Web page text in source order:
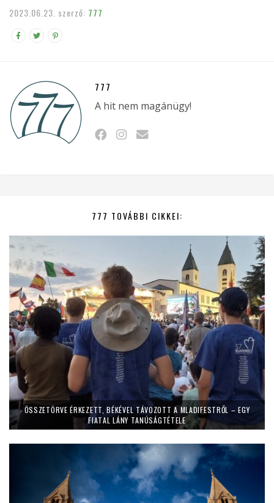
2023.06.23. szerző: 777
777
A hit nem magánügy!
777 TOVÁBBI CIKKEI:
ÖSSZETÖRVE ÉRKEZETT, BÉKÉVEL TÁVOZOTT A MLADIFESTRŐL – EGY
FIATAL LÁNY TANÚSÁGTÉTELE